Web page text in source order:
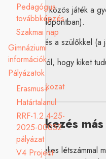
Pedagógus
továbbképzés
Szakmai nap
Gimnáziumi
információk
Pályázatok
Erasmus+
Határtalanul
RRF-1.2.4-25-
2025-00032
pályázat
V4 Project
3. Találkozás, közös játék a
egyeztetett időpontban).
4. Beszélgetés a szülőkkel
5. Döntés arról, hogy kiket
végéig.
Szándéknyilatkozat
Átjelentkezés
Osztályaink teljes